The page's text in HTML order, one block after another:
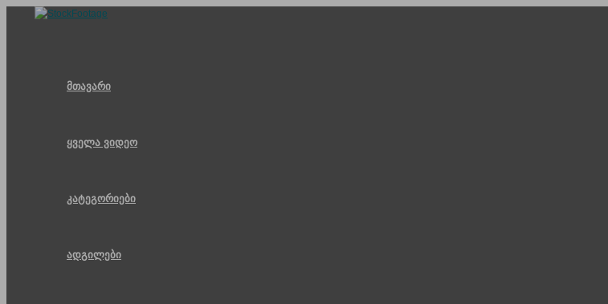
მთავარი
ყველა ვიდეო
კატეგორიები
ადგილები